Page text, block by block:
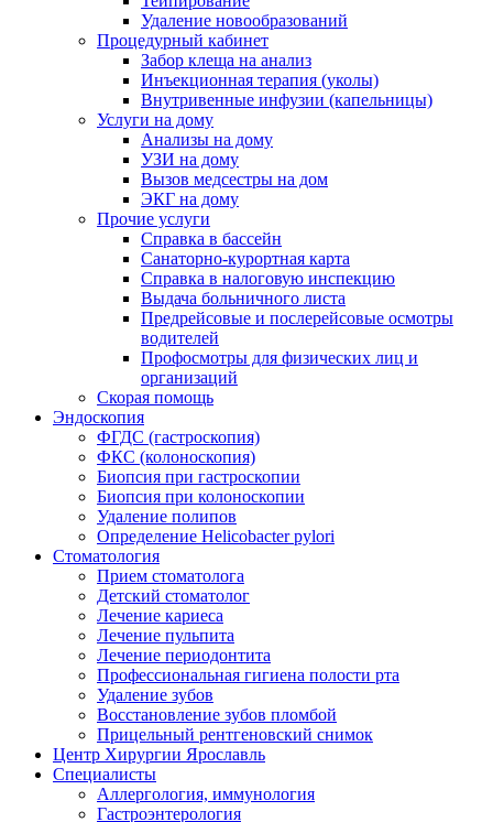
Удаление новообразований
Процедурный кабинет
Забор клеща на анализ
Инъекционная терапия (уколы)
Внутривенные инфузии (капельницы)
Услуги на дому
Анализы на дому
УЗИ на дому
Вызов медсестры на дом
ЭКГ на дому
Прочие услуги
Справка в бассейн
Санаторно-курортная карта
Справка в налоговую инспекцию
Выдача больничного листа
Предрейсовые и послерейсовые осмотры
водителей
Профосмотры для физических лиц и
организаций
Скорая помощь
Эндоскопия
ФГДС (гастроскопия)
ФКС (колоноскопия)
Биопсия при гастроскопии
Биопсия при колоноскопии
Удаление полипов
Определение Helicobacter pylori
Стоматология
Прием стоматолога
Детский стоматолог
Лечение кариеса
Лечение пульпита
Лечение периодонтита
Профессиональная гигиена полости рта
Удаление зубов
Восстановление зубов пломбой
Прицельный рентгеновский снимок
Центр Хирургии Ярославль
Специалисты
Аллергология, иммунология
Гастроэнтерология